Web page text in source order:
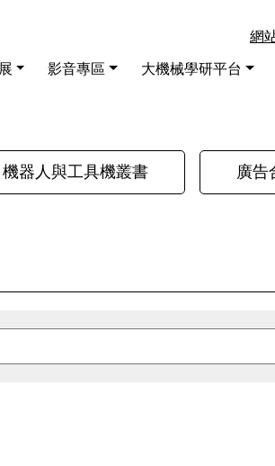
網
影音專區 大機械學研平台
機器人與工具機叢書 廣告